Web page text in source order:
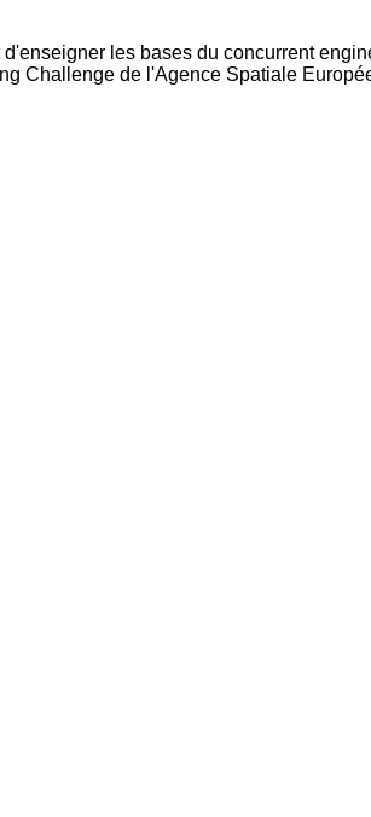
d'enseigner les bases du concurrent
Challenge de l'Agence Spatiale